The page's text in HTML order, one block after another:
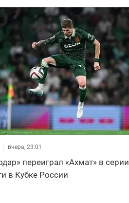
вчера, 23:01
переиграл «Ахмат» в серии
в Кубке России